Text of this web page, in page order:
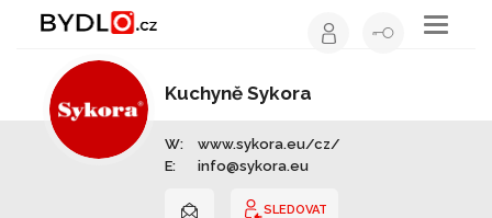
Toggle
Kuchyně Sykora
W:
www.sykora.eu/cz/
E:
info@sykora.eu
SLEDOVAT